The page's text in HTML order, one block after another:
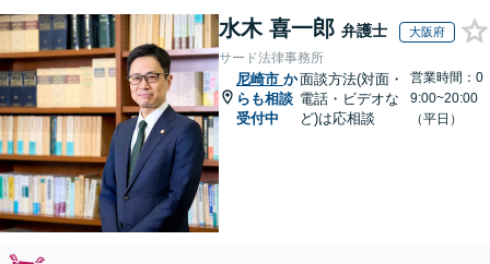
水木 喜一郎 弁護士 大阪府
サード法律事務所
尼崎市 か
らも相談
受付中
面談方法(対面・
電話・ビデオな
ど)は応相談
営業時間：0
9:00~20:00
（平日）